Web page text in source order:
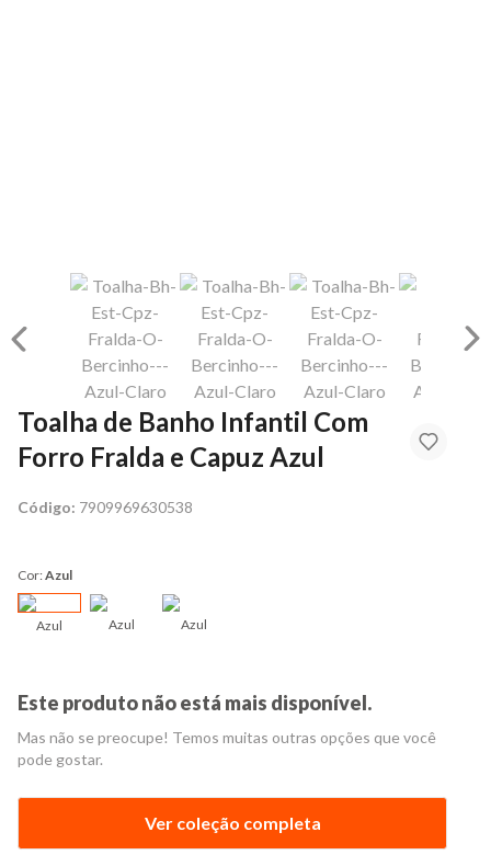
Toalha de Banho Infantil Com
Forro Fralda e Capuz Azul
Código: 7909969630538
Cor:Azul
Azul Azul Azul
Este produto não está mais disponível.
Mas não se preocupe! Temos muitas outras opções que você
pode gostar.
Ver coleção completa